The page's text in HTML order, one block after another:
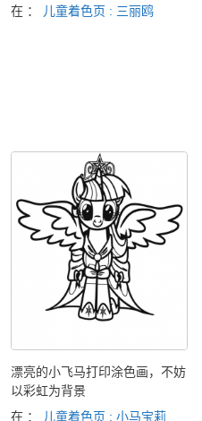
在 ：
儿童着色页 : 三丽鸥
漂亮的小飞马打印涂色画，不妨
以彩虹为背景
在 ：
儿童着色页 : 小马宝莉